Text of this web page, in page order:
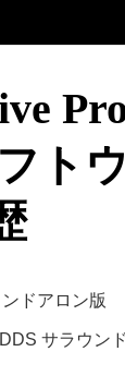
ト
ドアロン版
サラウン